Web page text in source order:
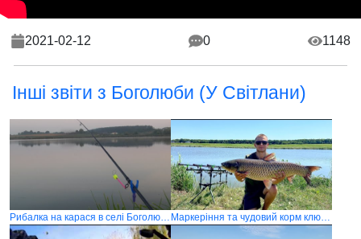
2021-02-12 0 1148
Інші звіти з Боголюби (У Світлани)
Рибалка на карася в селі Боголюби Маркеріння та чудовий корм ключ до успіху